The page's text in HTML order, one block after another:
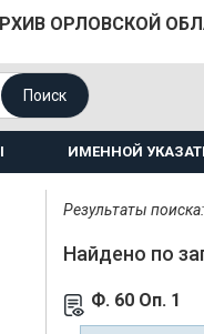
ОРЛОВСКОЙ
Поиск
ИМЕННОЙ
Результаты
Найдено по
Ф. 60 Оп. 1